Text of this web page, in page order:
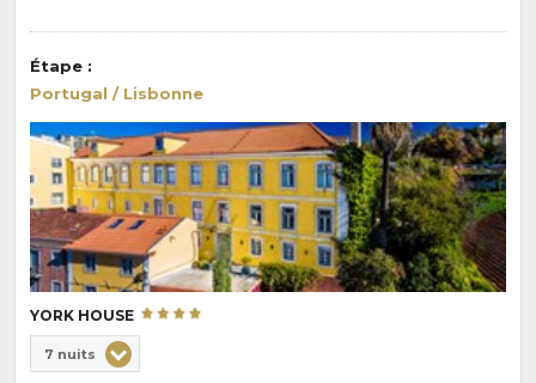
Étape :
Portugal / Lisbonne
YORK HOUSE
de
7 nuits